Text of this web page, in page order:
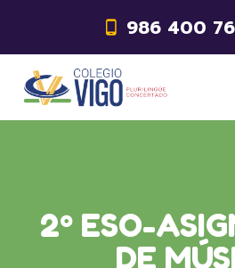
986 400
2º ESO-
DE